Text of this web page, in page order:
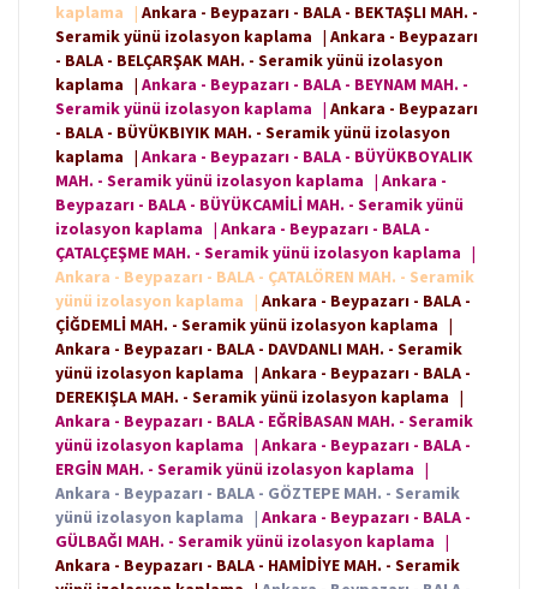
kaplama
| Ankara - Beypazarı - BALA - BEKTAŞLI MAH. -
Seramik yünü izolasyon kaplama | Ankara - Beypazarı
- BALA - BELÇARŞAK MAH. - Seramik yünü izolasyon
kaplama | Ankara - Beypazarı - BALA - BEYNAM MAH. -
Seramik yünü izolasyon kaplama | Ankara - Beypazarı
- BALA - BÜYÜKBIYIK MAH. - Seramik yünü izolasyon
kaplama | Ankara - Beypazarı - BALA - BÜYÜKBOYALIK
MAH. - Seramik yünü izolasyon kaplama | Ankara -
Beypazarı - BALA - BÜYÜKCAMİLİ MAH. - Seramik yünü
izolasyon kaplama | Ankara - Beypazarı - BALA -
ÇATALÇEŞME MAH. - Seramik yünü izolasyon kaplama |
Ankara - Beypazarı - BALA - ÇATALÖREN MAH. - Seramik
yünü izolasyon kaplama
| Ankara - Beypazarı - BALA -
ÇİĞDEMLİ MAH. - Seramik yünü izolasyon kaplama |
Ankara - Beypazarı - BALA - DAVDANLI MAH. - Seramik
yünü izolasyon kaplama | Ankara - Beypazarı - BALA -
DEREKIŞLA MAH. - Seramik yünü izolasyon kaplama |
Ankara - Beypazarı - BALA - EĞRİBASAN MAH. - Seramik
yünü izolasyon kaplama | Ankara - Beypazarı - BALA -
ERGİN MAH. - Seramik yünü izolasyon kaplama |
Ankara - Beypazarı - BALA - GÖZTEPE MAH. - Seramik
yünü izolasyon kaplama | Ankara - Beypazarı - BALA -
GÜLBAĞI MAH. - Seramik yünü izolasyon kaplama |
Ankara - Beypazarı - BALA - HAMİDİYE MAH. - Seramik